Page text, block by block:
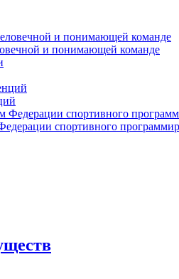
и понимающей команде
спортивного